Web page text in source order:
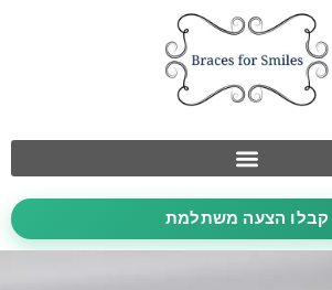
קבלו הצעה משתלמת